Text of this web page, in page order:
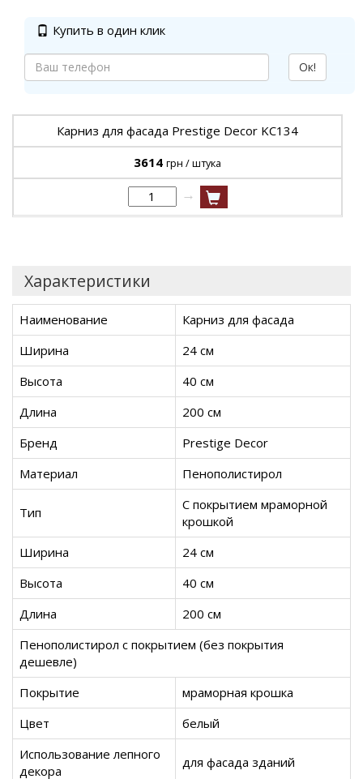
Купить в один клик
Ок!
Карниз для фасада Prestige Decor KC134
3614 грн / штука
→
Характеристики
Наименование
Карниз для фасада
Ширина
24 см
Высота
40 см
Длина
200 см
Бренд
Prestige Decor
Материал
Пенополистирол
Тип
С покрытием мраморной
крошкой
Ширина
24 см
Высота
40 см
Длина
200 см
Пенополистирол с покрытием (без покрытия
дешевле)
Покрытие
мраморная крошка
Цвет
белый
Использование лепного
декора
для фасада зданий